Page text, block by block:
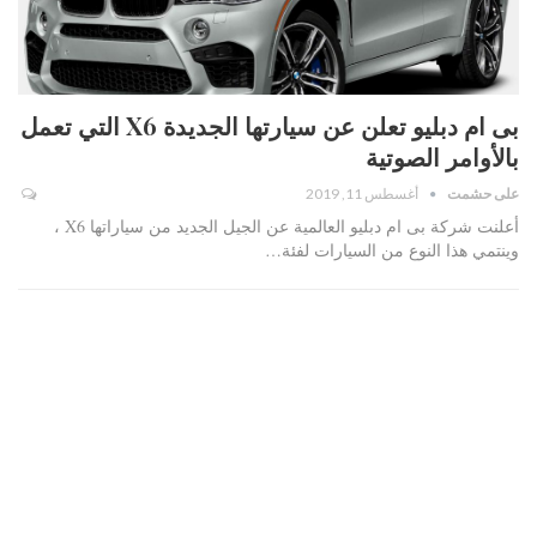
بى ام دبليو تعلن عن سيارتها الجديدة X6 التي تعمل
بالأوامر الصوتية
على حشمت أغسطس 11, 2019
أعلنت شركة بى ام دبليو العالمية عن الجيل الجديد من سياراتها X6 ،
وينتمي هذا النوع من السيارات لفئة…